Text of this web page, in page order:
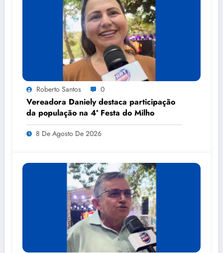
Roberto Santos 0
Vereadora Daniely destaca participação
da população na 4ª Festa do Milho
8 De Agosto De 2026